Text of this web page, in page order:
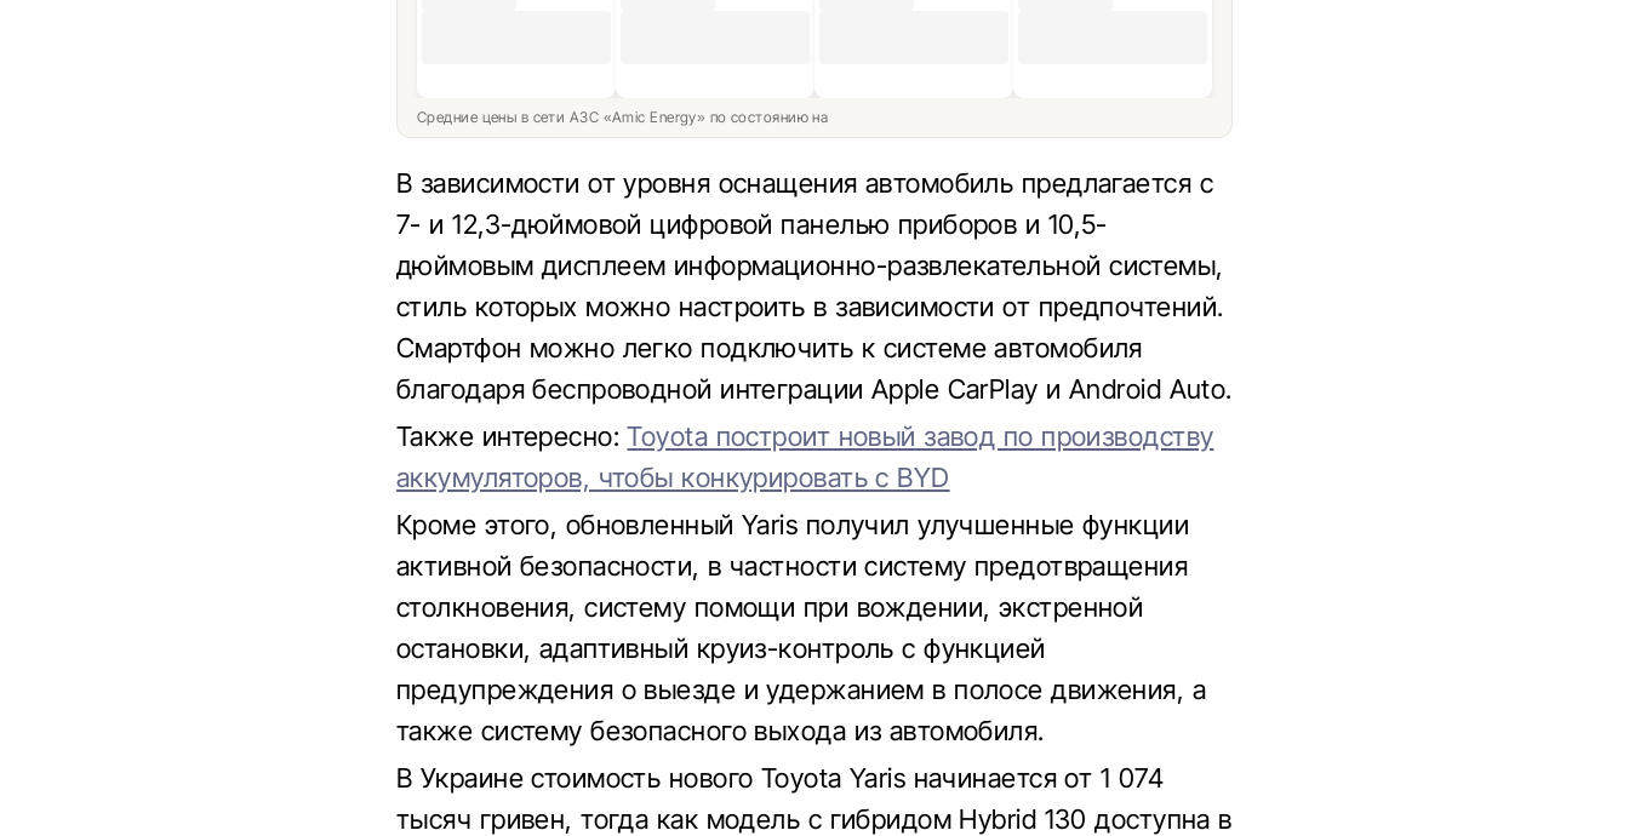
Средние цены в сети АЗС «Amic Energy» по состоянию на
В зависимости от уровня оснащения автомобиль предлагается с
7- и 12,3-дюймовой цифровой панелью приборов и 10,5-
дюймовым дисплеем информационно-развлекательной системы,
стиль которых можно настроить в зависимости от предпочтений.
Смартфон можно легко подключить к системе автомобиля
благодаря беспроводной интеграции Apple CarPlay и Android Auto.
Также интересно:Toyota построит новый завод по производству
аккумуляторов, чтобы конкурировать с BYD
Кроме этого, обновленный Yaris получил улучшенные функции
активной безопасности, в частности систему предотвращения
столкновения, систему помощи при вождении, экстренной
остановки, адаптивный круиз-контроль с функцией
предупреждения о выезде и удержанием в полосе движения, а
также систему безопасного выхода из автомобиля.
В Украине стоимость нового Toyota Yaris начинается от 1 074
тысяч гривен, тогда как модель с гибридом Hybrid 130 доступна в